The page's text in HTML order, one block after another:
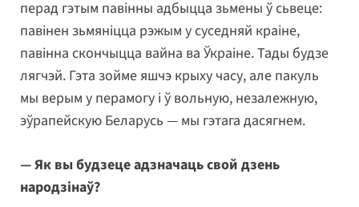
перад гэтым павінны адбыцца зьмены ў сьвеце:
павінен зьмяніцца рэжым у суседняй краіне,
павінна скончыцца вайна ва Ўкраіне. Тады будзе
лягчэй. Гэта зойме яшчэ крыху часу, але пакуль
мы верым у перамогу і ў вольную, незалежную,
эўрапейскую Беларусь — мы гэтага дасягнем.
— Як вы будзеце адзначаць свой дзень
народзінаў?